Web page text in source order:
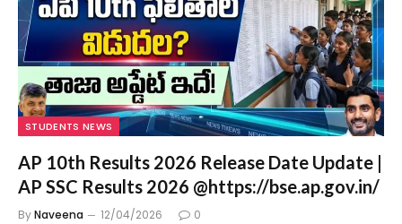
STUDENTS NEWS
AP 10th Results 2026 Release Date Update |
AP SSC Results 2026 @https://bse.ap.gov.in/
ByNaveena 12/04/2026 0